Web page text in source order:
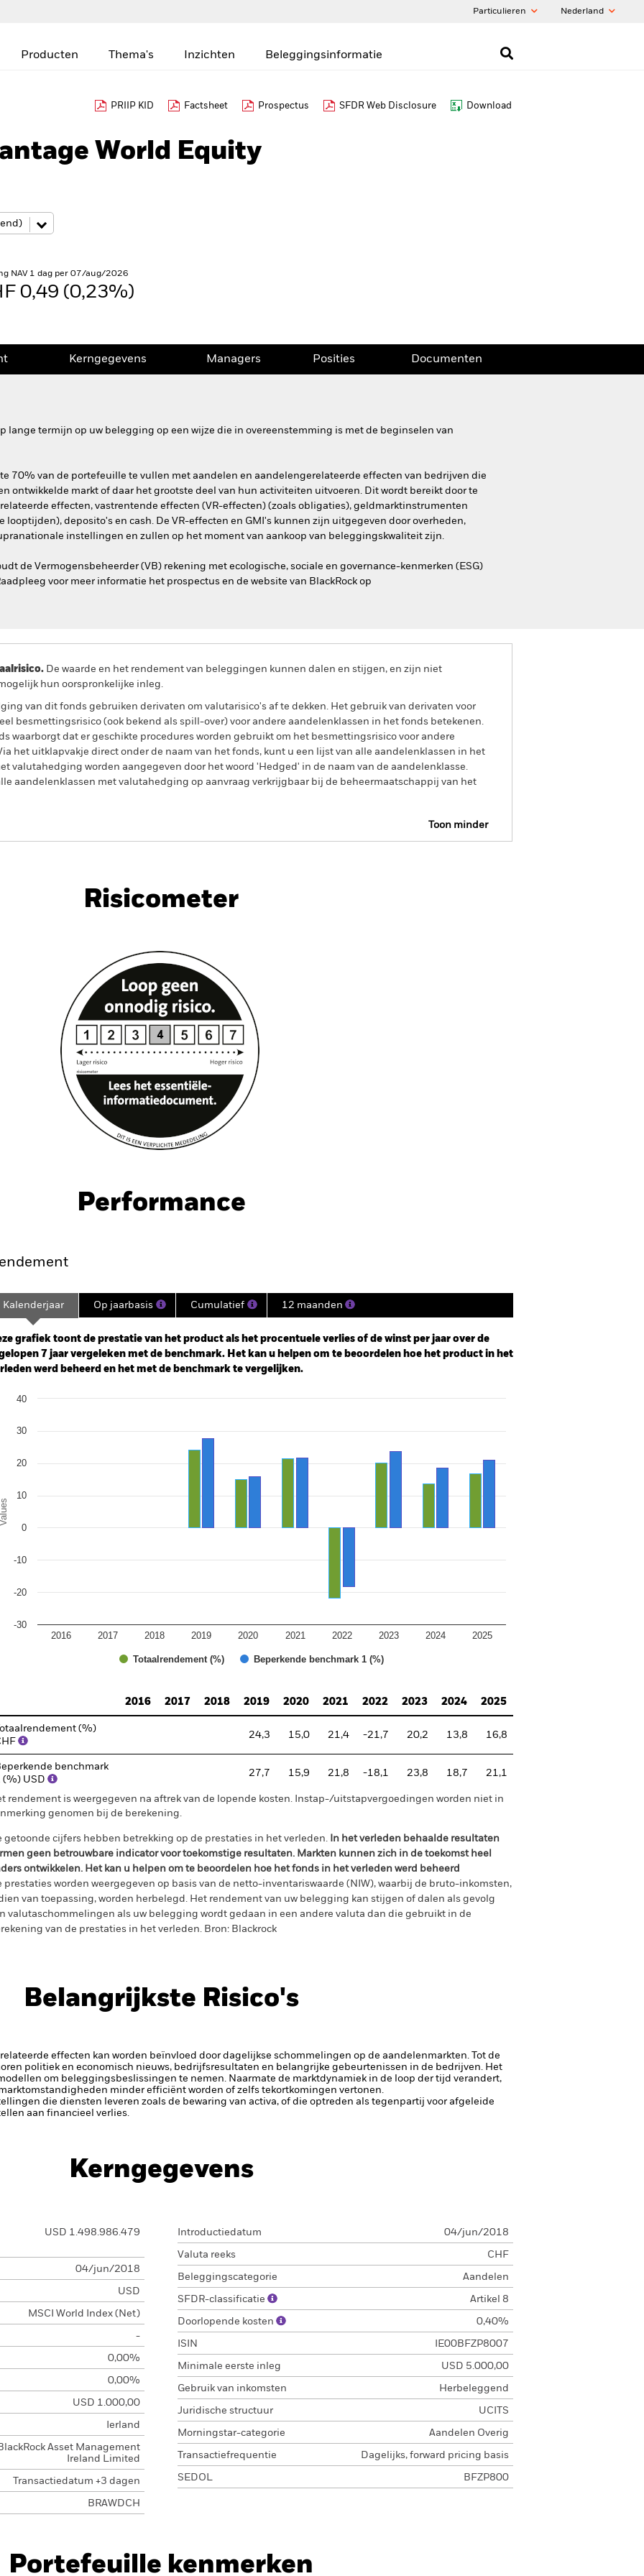
Particulieren Nederland
Producten Thema's Inzichten Beleggingsinformatie
PRIIP KID Factsheet Prospectus SFDR Web Disclosure Download
World Equity
NAV 1 dag per 07/aug/2026
0,49 (0,23%)
Kerngegevens Managers Posities Documenten
lange termijn op uw belegging op een wijze die in overeenstemming is met de beginselen van
70% van de portefeuille te vullen met aandelen en aandelengerelateerde effecten van bedrijven die
ontwikkelde markt of daar het grootste deel van hun activiteiten uitvoeren. Dit wordt bereikt door te
effecten, vastrentende effecten (VR-effecten) (zoals obligaties), geldmarktinstrumenten
looptijden), deposito's en cash. De VR-effecten en GMI's kunnen zijn uitgegeven door overheden,
instellingen en zullen op het moment van aankoop van beleggingskwaliteit zijn.
de Vermogensbeheerder (VB) rekening met ecologische, sociale en governance-kenmerken (ESG)
voor meer informatie het prospectus en de website van BlackRock op
De waarde en het rendement van beleggingen kunnen dalen en stijgen, en zijn niet
hun oorspronkelijke inleg.
van dit fonds gebruiken derivaten om valutarisico's af te dekken. Het gebruik van derivaten voor
besmettingsrisico (ook bekend als spill-over) voor andere aandelenklassen in het fonds betekenen.
waarborgt dat er geschikte procedures worden gebruikt om het besmettingsrisico voor andere
het uitklapvakje direct onder de naam van het fonds, kunt u een lijst van alle aandelenklassen in het
valutahedging worden aangegeven door het woord 'Hedged' in de naam van de aandelenklasse.
aandelenklassen met valutahedging op aanvraag verkrijgbaar bij de beheermaatschappij van het
Toon minder
Download
Risicometer
Performance
2018-05-01 00:00:00 to 2026-07-31 00:00:00.
-100 to 200.
Kalenderjaar Op jaarbasis Cumulatief 12 maanden
grafiek toont de prestatie van het product als het procentuele verlies of de winst per jaar over de
7 jaar vergeleken met de benchmark. Het kan u helpen om te beoordelen hoe het product in het
werd beheerd en het met de benchmark te vergelijken.
chart with 2 data series.
chart has 1 Y axis displaying Values. Range: -30 to 40.
Values
Totaalrendement (%) Beperkende benchmark 1 (%)
2016 2017 2018 2019 2020 2021 2022 2023 2024 2025
-30
-20
-10
0
10
20
30
40
2016
2017 2018 2019 2020 2021 2022 2023 2024 2025
Totaalrendement (%)
24,3 15,0 21,4 -21,7 20,2 13,8 16,8
benchmark
(%) USD
27,7 15,9 21,8 -18,1 23,8 18,7 21,1
rendement is weergegeven na aftrek van de lopende kosten. Instap-/uitstapvergoedingen worden niet in
genomen bij de berekening.
getoonde cijfers hebben betrekking op de prestaties in het verleden. In het verleden behaalde resultaten
geen betrouwbare indicator voor toekomstige resultaten. Markten kunnen zich in de toekomst heel
ontwikkelen. Het kan u helpen om te beoordelen hoe het fonds in het verleden werd beheerd
prestaties worden weergegeven op basis van de netto-inventariswaarde (NIW), waarbij de bruto-inkomsten,
van toepassing, worden herbelegd. Het rendement van uw belegging kan stijgen of dalen als gevolg
valutaschommelingen als uw belegging wordt gedaan in een andere valuta dan die gebruikt in de
van de prestaties in het verleden. Bron: Blackrock
Belangrijkste Risico's
effecten kan worden beïnvloed door dagelijkse schommelingen op de aandelenmarkten. Tot de
politiek en economisch nieuws, bedrijfsresultaten en belangrijke gebeurtenissen in de bedrijven. Het
om beleggingsbeslissingen te nemen. Naarmate de marktdynamiek in de loop der tijd verandert,
minder efficiënt worden of zelfs tekortkomingen vertonen.
die diensten leveren zoals de bewaring van activa, of die optreden als tegenpartij voor afgeleide
aan financieel verlies.
Kerngegevens
USD 1.498.986.479
04/jun/2018
USD
MSCI World Index (Net)
-
0,00%
0,00%
USD 1.000,00
Ierland
Asset Management
Ireland Limited
Transactiedatum +3 dagen
BRAWDCH
Introductiedatum 04/jun/2018
Valuta reeks CHF
Beleggingscategorie Aandelen
SFDR-classificatie Artikel 8
Doorlopende kosten 0,40%
ISIN IE00BFZP8007
Minimale eerste inleg USD 5.000,00
Gebruik van inkomsten Herbeleggend
Juridische structuur UCITS
Morningstar-categorie Aandelen Overig
Transactiefrequentie Dagelijks, forward pricing basis
SEDOL BFZP800
Portefeuille kenmerken